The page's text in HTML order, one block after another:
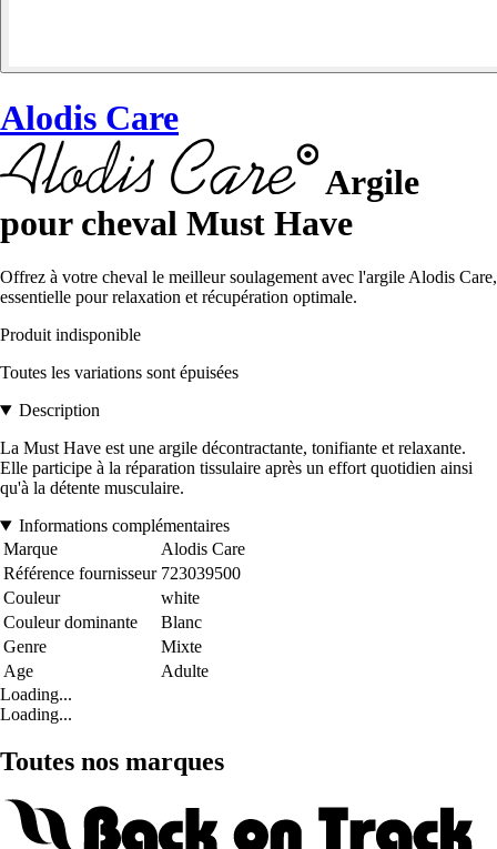
Alodis Care
Argile
pour cheval Must Have
Offrez à votre cheval le meilleur soulagement avec l'argile Alodis Care,
essentielle pour relaxation et récupération optimale.
Produit indisponible
Toutes les variations sont épuisées
Description
La Must Have est une argile décontractante, tonifiante et relaxante.
Elle participe à la réparation tissulaire après un effort quotidien ainsi
qu'à la détente musculaire.
Informations complémentaires
Marque
Alodis Care
Référence fournisseur 723039500
Couleur
white
Couleur dominante
Blanc
Genre
Mixte
Age
Adulte
Loading...
Loading...
Toutes nos marques